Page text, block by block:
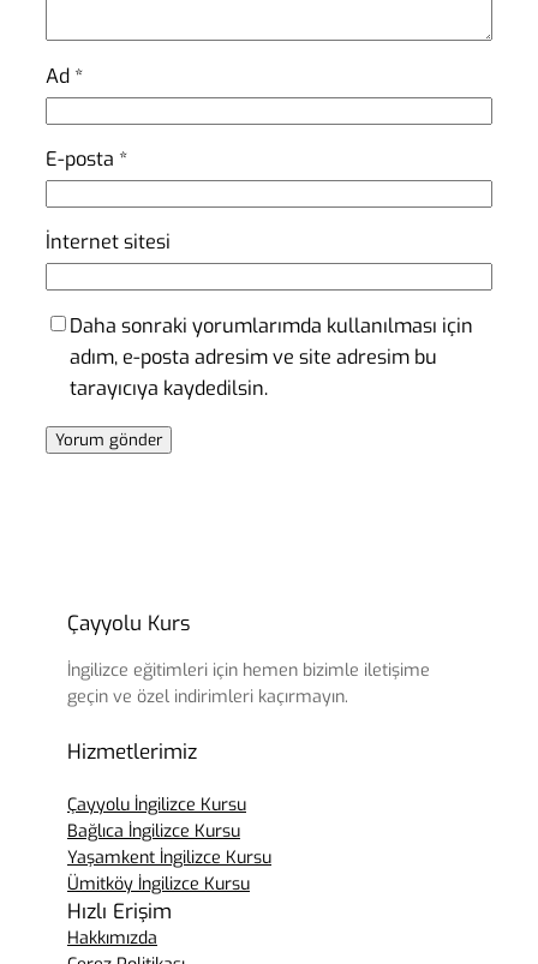
Ad *
E-posta *
İnternet sitesi
Daha sonraki yorumlarımda kullanılması için
adım, e-posta adresim ve site adresim bu
tarayıcıya kaydedilsin.
Çayyolu Kurs
İngilizce eğitimleri için hemen bizimle iletişime
geçin ve özel indirimleri kaçırmayın.
Hizmetlerimiz
Çayyolu İngilizce Kursu
Bağlıca İngilizce Kursu
Yaşamkent İngilizce Kursu
Ümitköy İngilizce Kursu
Hızlı Erişim
Hakkımızda